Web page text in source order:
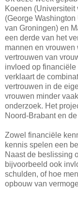
Koenen (Universiteit
(George
van Groningen) en
een derde van het
mannen en vrouwen
vertrouwen van
invloed op
verklaart de
vertrouwen in de
vrouwen minder
onderzoek. Het
Noord-Brabant en
Zowel financiële
kennis spelen een
Naast de beslissing
bijvoorbeeld ook
schulden, of hoe
opbouw van